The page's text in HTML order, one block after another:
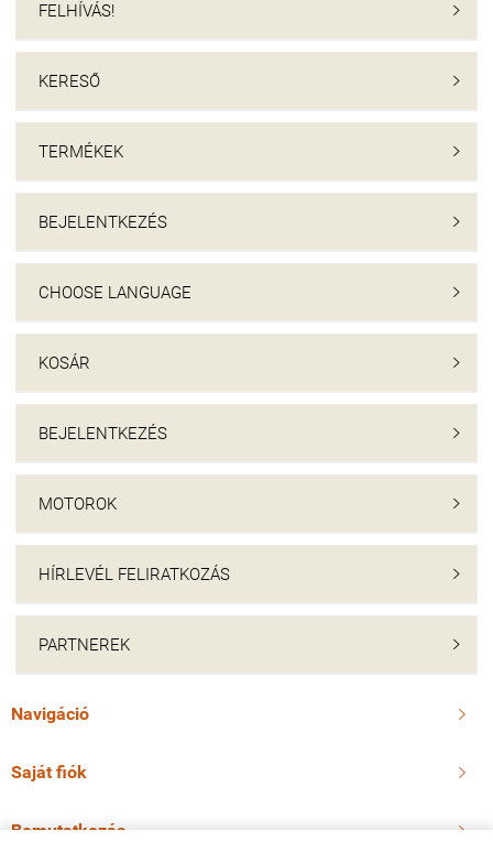
FELHÍVÁS! 
KERESŐ 
TERMÉKEK 
BEJELENTKEZÉS 
CHOOSE LANGUAGE 
KOSÁR 
BEJELENTKEZÉS 
MOTOROK 
HÍRLEVÉL FELIRATKOZÁS 
PARTNEREK 
Navigáció 
Saját fiók 
Bemutatkozás 